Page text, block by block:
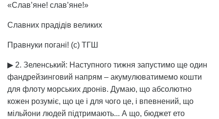
«Слав’яне! слав’яне!»
Славних прадідів великих
Правнуки погані! (с) ТГШ
▶ 2. Зеленський: Наступного тижня запустимо ще один
фандрейзинговий напрям – акумулюватимемо кошти
для флоту морських дронів. Думаю, що абсолютно
кожен розуміє, що це і для чого це, і впевнений, що
мільйони людей підтримають... А що, бюджет ето